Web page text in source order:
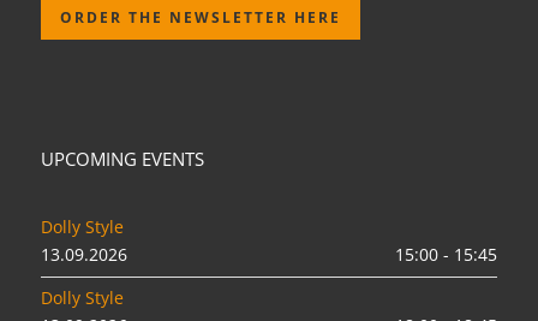
ORDER THE NEWSLETTER HERE
UPCOMING EVENTS
Dolly Style
13.09.2026
15:00 - 15:45
Dolly Style